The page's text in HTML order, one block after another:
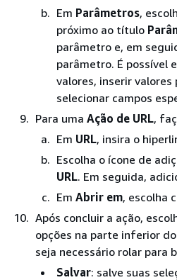
Em Parâmetros,
próximo ao título
parâmetro e, em
parâmetro. É possível
valores, inserir valores
selecionar campos
Para uma Ação de URL,
Em URL, insira o
Escolha o ícone de
URL. Em seguida,
Em Abrir em, escolha
Após concluir a ação,
opções na parte inferior
seja necessário rolar para
Salvar: salve suas